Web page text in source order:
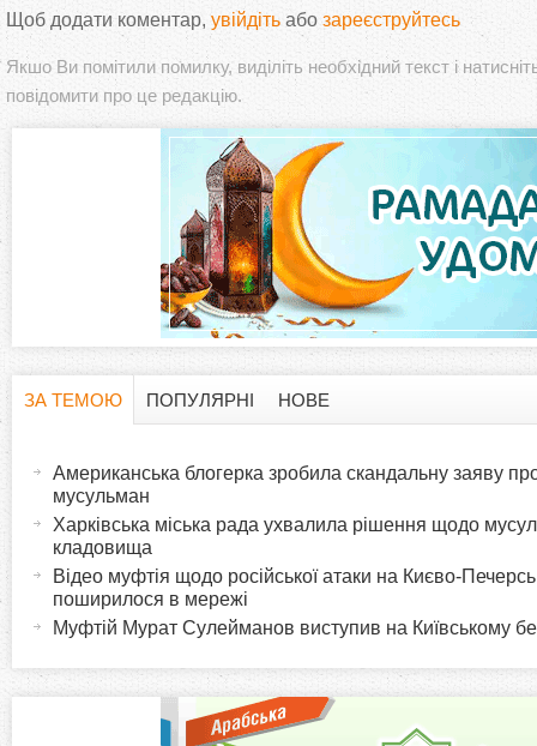
Щоб додати коментар, увійдіть або зареєструйтесь
Якшо Ви помітили помилку, виділіть необхідний текст і
повідомити про це редакцію.
ЗА ТЕМОЮ
в
к
ПОПУЛЯРНІ НОВЕ
Американська блогерка зробила скандальну заяву
мусульман
Харківська міська рада ухвалила рішення щодо
кладовища
Відео муфтія щодо російської атаки на Києво-
поширилося в мережі
Муфтій Мурат Сулейманов виступив на Київському